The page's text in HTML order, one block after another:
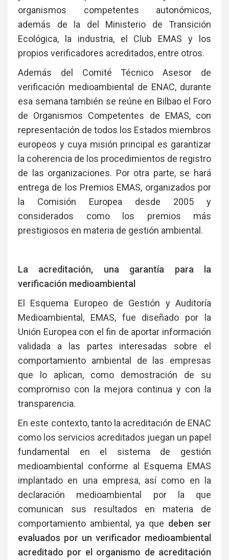
organismos competentes autonómicos,
además de la del Ministerio de Transición
Ecológica, la industria, el Club EMAS y los
propios verificadores acreditados, entre otros.
Además del Comité Técnico Asesor de
verificación medioambiental de ENAC, durante
esa semana también se reúne en Bilbao el Foro
de Organismos Competentes de EMAS, con
representación de todos los Estados miembros
europeos y cuya misión principal es garantizar
la coherencia de los procedimientos de registro
de las organizaciones. Por otra parte, se hará
entrega de los Premios EMAS, organizados por
la Comisión Europea desde 2005 y
considerados como los premios más
prestigiosos en materia de gestión ambiental.
La acreditación, una garantía para la
verificación medioambiental
El Esquema Europeo de Gestión y Auditoría
Medioambiental, EMAS, fue diseñado por la
Unión Europea con el fin de aportar información
validada a las partes interesadas sobre el
comportamiento ambiental de las empresas
que lo aplican, como demostración de su
compromiso con la mejora continua y con la
transparencia.
En este contexto, tanto la acreditación de ENAC
como los servicios acreditados juegan un papel
fundamental en el sistema de gestión
medioambiental conforme al Esquema EMAS
implantado en una empresa, así como en la
declaración medioambiental por la que
comunican sus resultados en materia de
comportamiento ambiental, ya que deben ser
evaluados por un verificador medioambiental
acreditado por el organismo de acreditación